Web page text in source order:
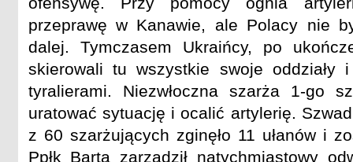
przeprawę w Kanawie, ale Polacy nie
dalej. Tymczasem Ukraińcy, po
skierowali tu wszystkie swoje oddziały
tyralierami. Niezwłoczna szarża 1-go
uratować sytuację i ocalić artylerię.
z 60 szarżujących zginęło 11 ułanów i
Ppłk Barta zarządził natychmiastowy